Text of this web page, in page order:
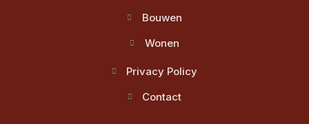
Bouwen
Wonen
Privacy Policy
Contact